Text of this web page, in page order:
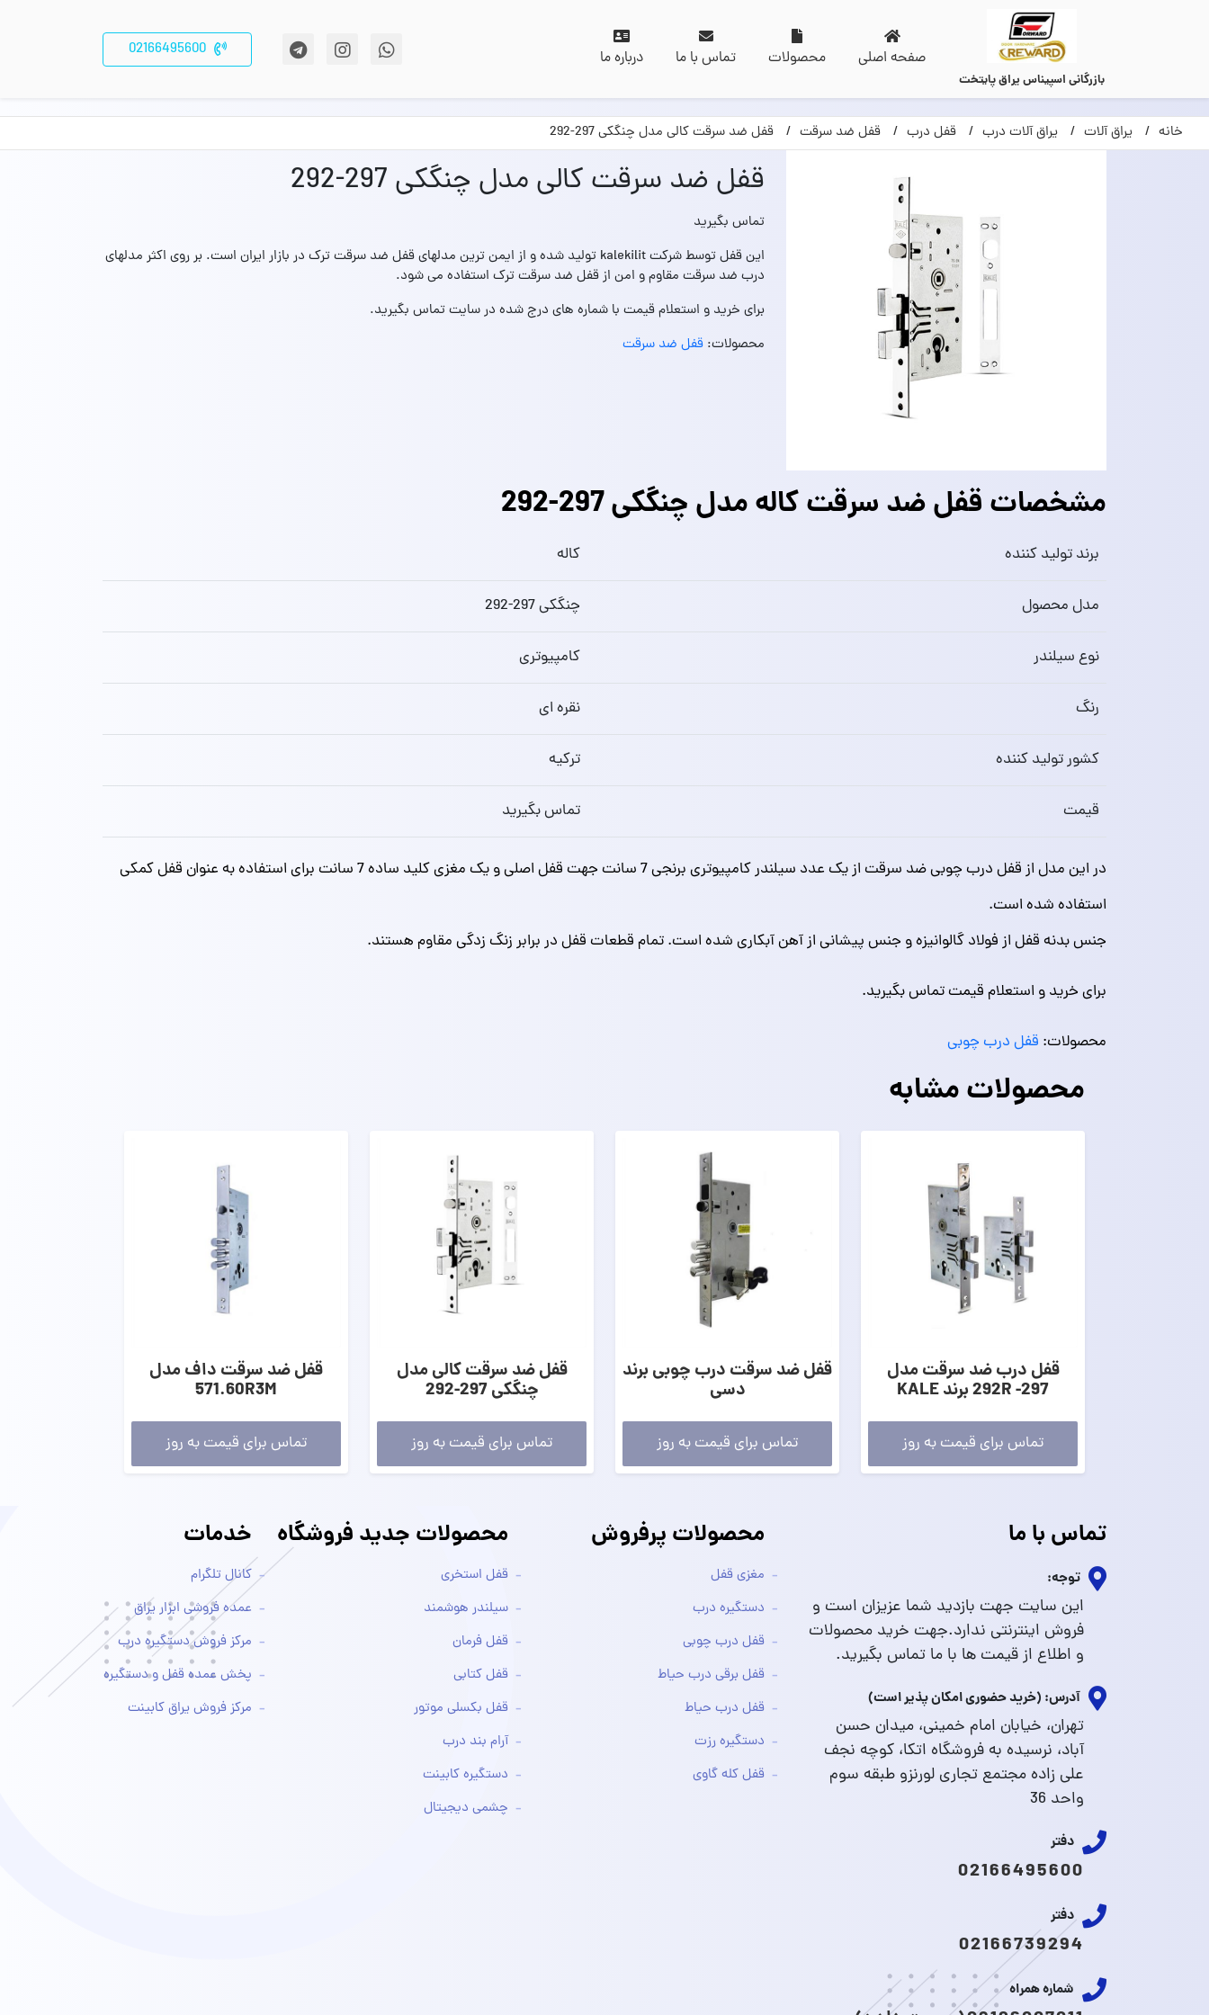
بازرگانی اسپیناس یراق پایتخت
صفحه اصلی محصولات تماس با ما درباره ما 02166495600
خانه یراق آلات یراق آلات درب قفل درب قفل ضد سرقت قفل ضد سرقت کالی مدل چنگکی 297-292
قفل ضد سرقت کالی مدل چنگکی 297-292
تماس بگیرید
این قفل توسط شرکت kalekilit تولید شده و از ایمن ترین مدلهای قفل ضد سرقت ترک در بازار ایران است. بر روی اکثر مدلهای
درب ضد سرقت مقاوم و امن از قفل ضد سرقت ترک استفاده می شود.
برای خرید و استعلام قیمت با شماره های درج شده در سایت تماس بگیرید.
محصولات: قفل ضد سرقت
مشخصات قفل ضد سرقت کاله مدل چنگکی 297-292
برند تولید کننده کاله
مدل محصول چنگکی 297-292
نوع سیلندر کامپیوتری
رنگ نقره ای
کشور تولید کننده ترکیه
قیمت تماس بگیرید
در این مدل از قفل درب چوبی ضد سرقت از یک عدد سیلندر کامپیوتری برنجی 7 سانت جهت قفل اصلی و یک مغزی کلید ساده 7 سانت برای استفاده به عنوان قفل کمکی
استفاده شده است.
جنس بدنه قفل از فولاد گالوانیزه و جنس پیشانی از آهن آبکاری شده است. تمام قطعات قفل در برابر زنگ زدگی مقاوم هستند.
برای خرید و استعلام قیمت تماس بگیرید.
محصولات: قفل درب چوبی
محصولات مشابه
قفل درب ضد سرقت مدل
292R -297 برند KALE
تماس برای قیمت به روز
قفل ضد سرقت درب چوبی برند
دسی
تماس برای قیمت به روز
قفل ضد سرقت کالی مدل
چنگکی 297-292
تماس برای قیمت به روز
قفل ضد سرقت داف مدل
571.60R3M
تماس برای قیمت به روز
تماس با ما
توجه:
این سایت جهت بازدید شما عزیزان است و
فروش اینترنتی ندارد.جهت خرید محصولات
و اطلاع از قیمت ها با ما تماس بگیرید.
آدرس: (خرید حضوری امکان پذیر است)
تهران، خیابان امام خمینی، میدان حسن
آباد، نرسیده به فروشگاه اتکا، کوچه نجف
علی زاده مجتمع تجاری لورنزو طبقه سوم
واحد 36
دفتر
02166495600
دفتر
02166739294
شماره همراه
محصولات پرفروش
مغزی قفل
دستگیره درب
قفل درب چوبی
قفل برقی درب حیاط
قفل درب حیاط
دستگیره رزت
قفل کله گاوی
محصولات جدید فروشگاه
قفل استخری
سیلندر هوشمند
قفل فرمان
قفل کتابی
قفل بکسلی موتور
آرام بند درب
دستگیره کابینت
چشمی دیجیتال
خدمات
کانال تلگرام
عمده فروشی ابزار یراق
مرکز فروش دستگیره درب
پخش عمده قفل و دستگیره
مرکز فروش یراق کابینت